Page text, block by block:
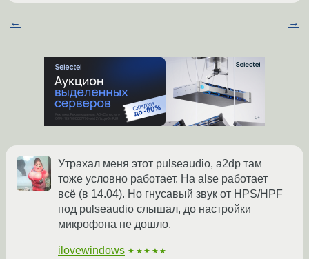
← →
Утрахал меня этот pulseaudio, a2dp там
тоже условно работает. На alse работает
всё (в 14.04). Но гнусавый звук от HPS/HPF
под pulseaudio слышал, до настройки
микрофона не дошло.
ilovewindows ★★★★★